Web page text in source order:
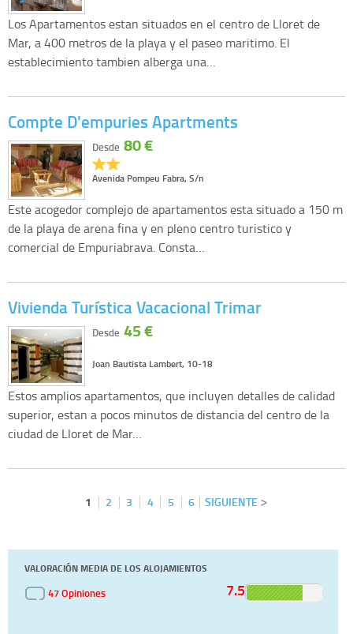
Los Apartamentos estan situados en el centro de Lloret de
Mar, a 400 metros de la playa y el paseo maritimo. El
establecimiento tambien alberga una…
Compte D'empuries Apartments
Avenida Pompeu Fabra, S/n
Desde 80 €
Este acogedor complejo de apartamentos esta situado a 150 m
de la playa de arena fina y en pleno centro turistico y
comercial de Empuriabrava. Consta…
Vivienda Turística Vacacional Trimar
Joan Bautista Lambert, 10-18
Desde 45 €
Estos amplios apartamentos, que incluyen detalles de calidad
superior, estan a pocos minutos de distancia del centro de la
ciudad de Lloret de Mar…
1 2 3 4 5 6 SIGUIENTE
VALORACIÓN MEDIA DE LOS ALOJAMIENTOS
47 Opiniones
7.5